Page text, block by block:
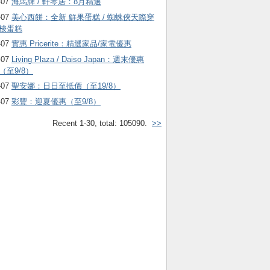
美心西餅：全新 鮮果蛋糕 / 蜘蛛俠天際穿
蛋糕
實惠 Pricerite：精選家品/家電優惠
Living Plaza / Daiso Japan：週末優惠
（至9/8）
聖安娜：日日至抵價（至19/8）
彩豐：迎夏優惠（至9/8）
Recent 1-30, total: 105090. >>